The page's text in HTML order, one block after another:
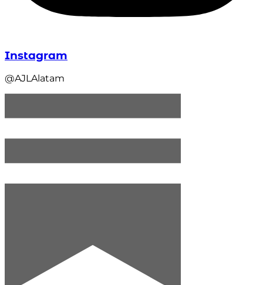
Instagram
@AJLAlatam